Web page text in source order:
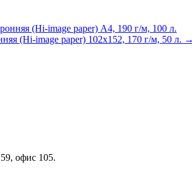
(Hi-image paper) A4, 190 г/м, 100 л.
(Hi-image paper) 102х152, 170 г/м, 50 л. →
, офис 105.